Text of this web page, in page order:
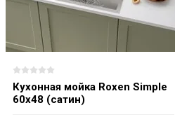
Кухонная мойка Roxen Simple
60х48 (сатин)